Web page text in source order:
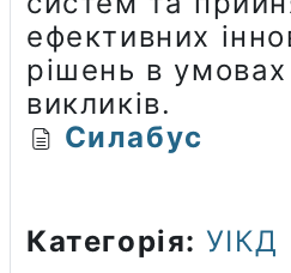
ефективних
рішень в
викликів.
Силабус
Категорія: УІКД